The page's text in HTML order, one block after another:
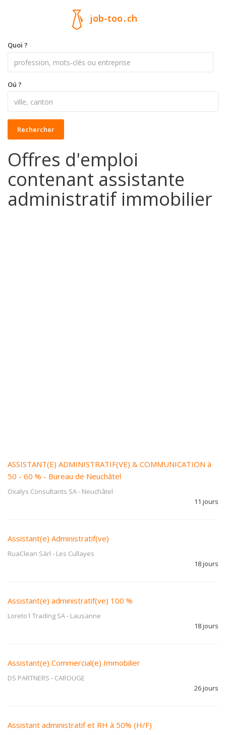
job-too.ch
Quoi ?
Oú ?
Rechercher
Offres d'emploi
contenant assistante
administratif immobilier
ASSISTANT(E) ADMINISTRATIF(VE) & COMMUNICATION à
50 - 60 % - Bureau de Neuchâtel
Oxalys Consultants SA- Neuchâtel
11 jours
Assistant(e) Administratif(ve)
RuaClean Sàrl - Les Cullayes
18 jours
Assistant(e) administratif(ve) 100 %
Loreto1 Trading SA- Lausanne
18 jours
Assistant(e) Commercial(e) Immobilier
DS PARTNERS - CAROUGE
26 jours
Assistant administratif et RH à 50% (H/F)